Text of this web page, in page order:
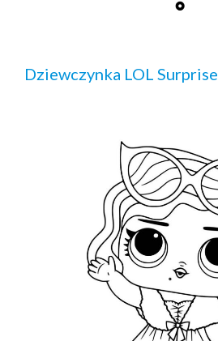
Dziewczynka LOL Surprise